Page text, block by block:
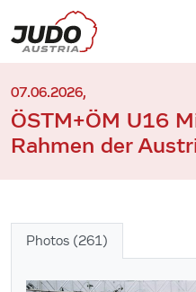
07.06.2026,
ÖSTM+ÖM U16
Rahmen der
Photos (261)